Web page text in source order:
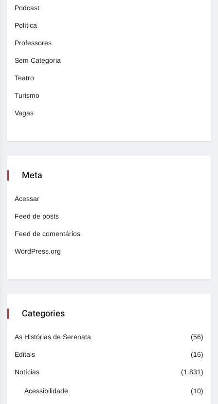
Podcast
Política
Professores
Sem Categoria
Teatro
Turismo
Vagas
Meta
Acessar
Feed de posts
Feed de comentários
WordPress.org
Categories
As Histórias de Serenata (56)
Editais (16)
Notícias (1.831)
Acessibilidade (10)